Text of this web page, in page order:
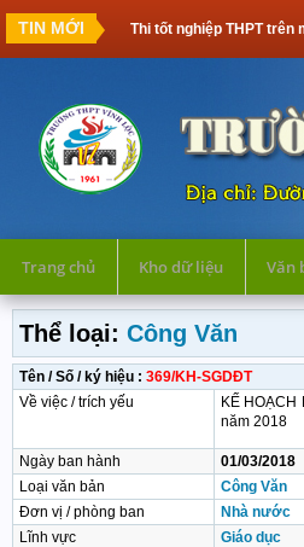
TIN MỚI Thi tốt nghiệp THPT trên
Trang chủ Kho dữ liệu Văn
Thể loại: Công Văn
Tên / Số / ký hiệu : 369/KH-SGDĐT
Về việc / trích yếu
KẾ
năm 2018
Ngày ban hành
01/03/2018
Loại văn bản
Công Văn
Đơn vị / phòng ban
Nhà nước
Lĩnh vực
Giáo dục